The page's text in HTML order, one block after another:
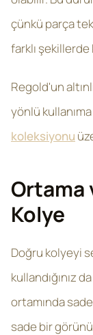
çünkü parça
farklı şekillerde
Regold'un
yönlü
koleksiyonu
Ortama
Kolye
Doğru kolyeyi
kullandığınız
ortamında
sade bir